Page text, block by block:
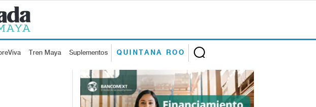
Tren Maya Suplementos QUINTANA ROO